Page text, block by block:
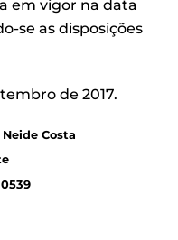
em vigor na data
se as disposições
de 2017.
Costa